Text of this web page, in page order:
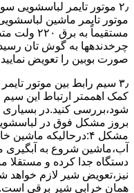
۲٫ ﻣﻮﺗﻮر ﺗﺎﯾﻤﺮ
ﻣﻮﺗﻮر ﺗﺎﯾﻤﺮ ماشین
مستقیماً
چرخدندهها به گوش تان
ﺻﻮرت ﺑﻮﺑﯿﻦ را ﺗﻌﻮﯾﺾ
۳٫ ﺳﯿﻢ راﺑﻂ ﺑﯿﻦ ﻣﻮﺗﻮر
کمک اهممتر ارﺗﺒﺎط اﯾﻦ ﺳﯿﻢ
ﺷﻮد،بررسی ﮐﻨﯿﺪ.در
ﺑﺮوز مشکل ﻓﻮق در
مشکل ۴:درحالیکه
آب،ﻣﺎﺷﯿﻦ ﺷﺮوع ﺑﻪ آﺑﮕﯿﺮی
دستگاه جدا کرده و مستقلا
نیز،تعویض شیر لازم خواهد
همان خرابی شیر برقی